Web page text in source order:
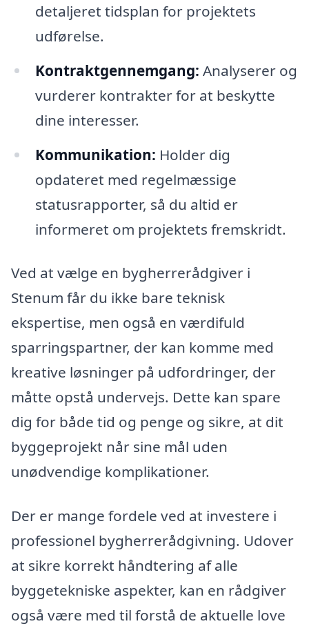
detaljeret tidsplan for projektets
udførelse.
Kontraktgennemgang: Analyserer og
vurderer kontrakter for at beskytte
dine interesser.
Kommunikation: Holder dig
opdateret med regelmæssige
statusrapporter, så du altid er
informeret om projektets fremskridt.
Ved at vælge en bygherrerådgiver i
Stenum får du ikke bare teknisk
ekspertise, men også en værdifuld
sparringspartner, der kan komme med
kreative løsninger på udfordringer, der
måtte opstå undervejs. Dette kan spare
dig for både tid og penge og sikre, at dit
byggeprojekt når sine mål uden
unødvendige komplikationer.
Der er mange fordele ved at investere i
professionel bygherrerådgivning. Udover
at sikre korrekt håndtering af alle
byggetekniske aspekter, kan en rådgiver
også være med til forstå de aktuelle love